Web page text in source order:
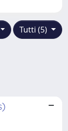
Tutti (5)